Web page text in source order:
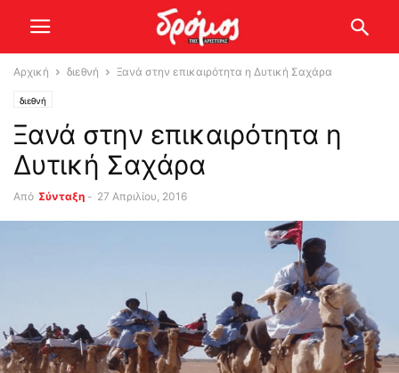
Αρχική διεθνή Ξανά στην επικαιρότητα η Δυτική Σαχάρα
διεθνή
Ξανά στην επικαιρότητα η
Δυτική Σαχάρα
Από Σύνταξη - 27 Απριλίου, 2016